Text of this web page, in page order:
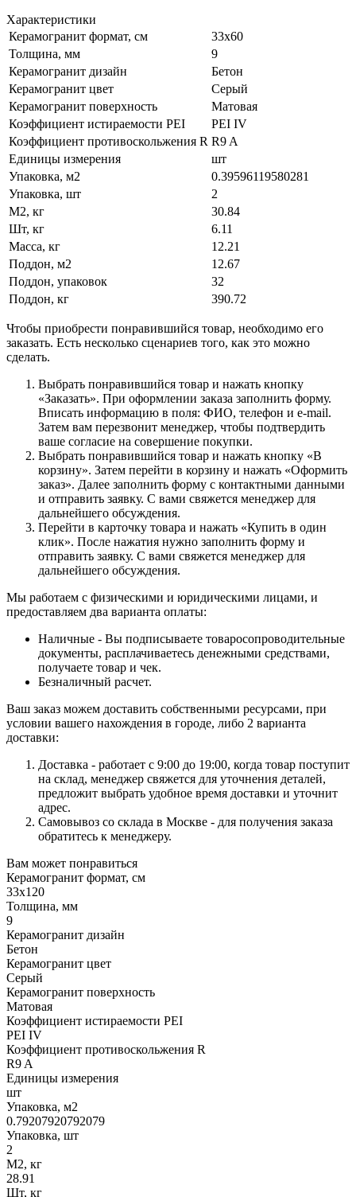
Характеристики
Керамогранит формат, см
33х60
Толщина, мм
9
Керамогранит дизайн
Бетон
Керамогранит цвет
Серый
Керамогранит поверхность
Матовая
Коэффициент истираемости PEI
PEI IV
Коэффициент противоскольжения R R9 A
Единицы измерения
шт
Упаковка, м2
0.39596119580281
Упаковка, шт
2
М2, кг
30.84
Шт, кг
6.11
Масса, кг
12.21
Поддон, м2
12.67
Поддон, упаковок
32
Поддон, кг
390.72
Чтобы приобрести понравившийся товар, необходимо его
заказать. Есть несколько сценариев того, как это можно
сделать.
Выбрать понравившийся товар и нажать кнопку
«Заказать». При оформлении заказа заполнить форму.
Вписать информацию в поля: ФИО, телефон и e-mail.
Затем вам перезвонит менеджер, чтобы подтвердить
ваше согласие на совершение покупки.
Выбрать понравившийся товар и нажать кнопку «В
корзину». Затем перейти в корзину и нажать «Оформить
заказ». Далее заполнить форму с контактными данными
и отправить заявку. С вами свяжется менеджер для
дальнейшего обсуждения.
Перейти в карточку товара и нажать «Купить в один
клик». После нажатия нужно заполнить форму и
отправить заявку. С вами свяжется менеджер для
дальнейшего обсуждения.
Мы работаем с физическими и юридическими лицами, и
предоставляем два варианта оплаты:
Наличные - Вы подписываете товаросопроводительные
документы, расплачиваетесь денежными средствами,
получаете товар и чек.
Безналичный расчет.
Ваш заказ можем доставить собственными ресурсами, при
условии вашего нахождения в городе, либо 2 варианта
доставки:
Доставка - работает с 9:00 до 19:00, когда товар поступит
на склад, менеджер свяжется для уточнения деталей,
предложит выбрать удобное время доставки и уточнит
адрес.
Самовывоз со склада в Москве - для получения заказа
обратитесь к менеджеру.
Вам может понравиться
Керамогранит формат, см
33х120
Толщина, мм
9
Керамогранит дизайн
Бетон
Керамогранит цвет
Серый
Керамогранит поверхность
Матовая
Коэффициент истираемости PEI
PEI IV
Коэффициент противоскольжения R
R9 A
Единицы измерения
шт
Упаковка, м2
0.79207920792079
Упаковка, шт
2
М2, кг
28.91
Шт, кг